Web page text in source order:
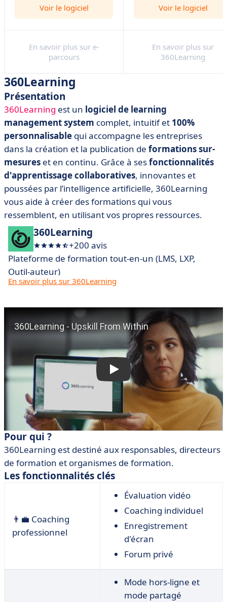
Voir le logiciel Voir le logiciel
En savoir plus sur e-
parcours
En savoir plus sur
360Learning
360Learning
Présentation
360Learning est un logiciel de learning
management system complet, intuitif et 100%
personnalisable qui accompagne les entreprises
dans la création et la publication de formations sur-
mesures et en continu. Grâce à sesfonctionnalités
d'apprentissage collaboratives, innovantes et
poussées par l’intelligence artificielle, 360Learning
vous aide à créer des formations qui vous
ressemblent, en utilisant vos propres ressources.
360Learning
+200 avis
Plateforme de formation tout-en-un (LMS, LXP,
Outil-auteur)
En savoir plus sur 360Learning
Pour qui ?
360Learning est destiné aux responsables, directeurs
de formation et organismes de formation.
Les fonctionnalités clés
👨‍💼 Coaching
professionnel
Évaluation vidéo
Coaching individuel
Enregistrement
d'écran
Forum privé
Mode hors-ligne et
mode partagé